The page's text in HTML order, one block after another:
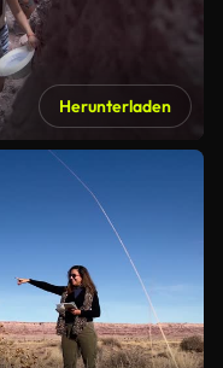
Herunterladen